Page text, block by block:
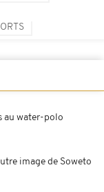
au water-polo
image de Soweto